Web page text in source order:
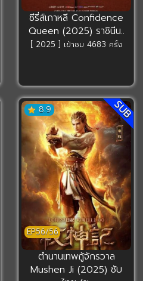
ซีรี่ส์เกาหลี Confidence
Queen (2025) ราชินีน..
[ 2025 ] เข้าชม 4683 ครั้ง
8.9
EP56/56
SUB
ตำนานเทพกู้จักรวาล
Mushen Ji (2025) ซับ